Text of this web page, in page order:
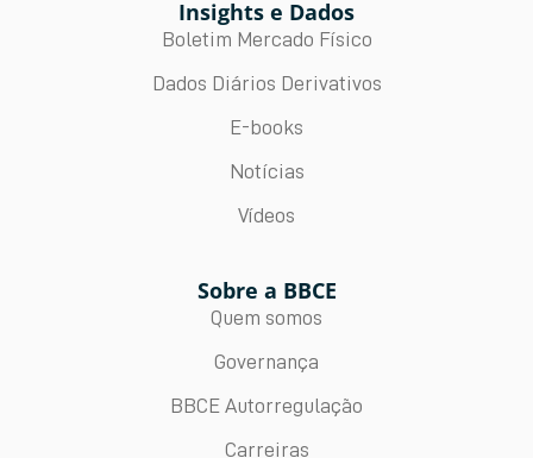
Insights e Dados
Boletim Mercado Físico
Dados Diários Derivativos
E-books
Notícias
Vídeos
Sobre a BBCE
Quem somos
Governança
BBCE Autorregulação
Carreiras